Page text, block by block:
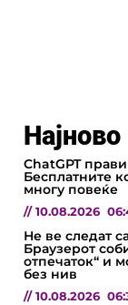
Најново
ChatGPT
Бесплатните
многу повеќе
// 10.08.2026
Не ве следат
Браузерот
отпечаток“ и
без нив
// 10.08.2026